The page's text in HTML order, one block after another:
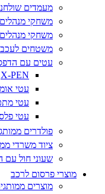
מעמדים
משחקי
משחקי מנהלים
משטחים
עטים עם
X-PEN
עטי
עטי
עטי
פולדרים
ציוד משרדי
שעוני חול עם
מוצרי פרסום לרכב
מוצרים